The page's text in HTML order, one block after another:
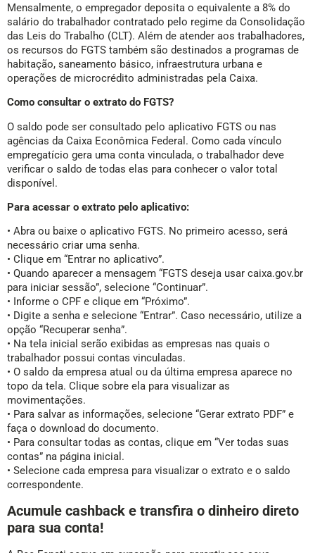
Mensalmente, o empregador deposita o equivalente a 8% do
salário do trabalhador contratado pelo regime da Consolidação
das Leis do Trabalho (CLT). Além de atender aos trabalhadores,
os recursos do FGTS também são destinados a programas de
habitação, saneamento básico, infraestrutura urbana e
operações de microcrédito administradas pela Caixa.
Como consultar o extrato do FGTS?
O saldo pode ser consultado pelo aplicativo FGTS ou nas
agências da Caixa Econômica Federal. Como cada vínculo
empregatício gera uma conta vinculada, o trabalhador deve
verificar o saldo de todas elas para conhecer o valor total
disponível.
Para acessar o extrato pelo aplicativo:
• Abra ou baixe o aplicativo FGTS. No primeiro acesso, será
necessário criar uma senha.
• Clique em “Entrar no aplicativo”.
• Quando aparecer a mensagem “FGTS deseja usar caixa.gov.br
para iniciar sessão”, selecione “Continuar”.
• Informe o CPF e clique em “Próximo”.
• Digite a senha e selecione “Entrar”. Caso necessário, utilize a
opção “Recuperar senha”.
• Na tela inicial serão exibidas as empresas nas quais o
trabalhador possui contas vinculadas.
• O saldo da empresa atual ou da última empresa aparece no
topo da tela. Clique sobre ela para visualizar as
movimentações.
• Para salvar as informações, selecione “Gerar extrato PDF” e
faça o download do documento.
• Para consultar todas as contas, clique em “Ver todas suas
contas” na página inicial.
• Selecione cada empresa para visualizar o extrato e o saldo
correspondente.
Acumule cashback e transfira o dinheiro direto
para sua conta!